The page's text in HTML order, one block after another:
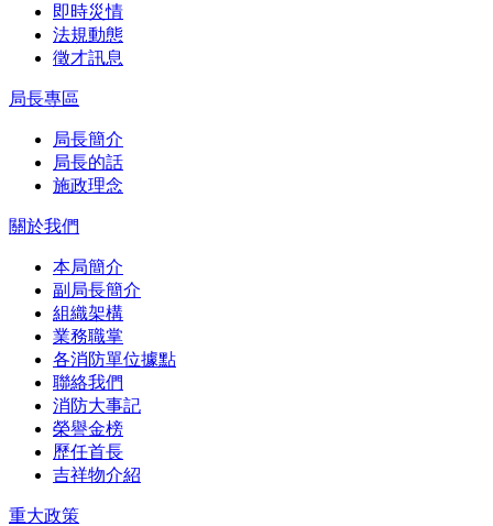
即時災情
法規動態
徵才訊息
局長專區
局長簡介
局長的話
施政理念
關於我們
本局簡介
副局長簡介
組織架構
業務職掌
各消防單位據點
聯絡我們
消防大事記
榮譽金榜
歷任首長
吉祥物介紹
重大政策